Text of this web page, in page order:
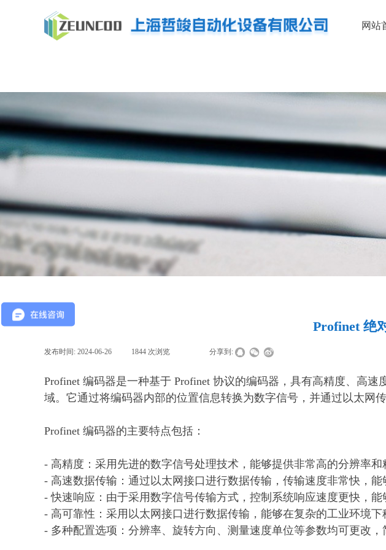
网站
Profinet 绝
发布时间: 2024-06-26 1844 次浏览 分享到:
Profinet 编码器是一种基于 Profinet 协议的编码器，具有高精度、高
域。它通过将编码器内部的位置信息转换为数字信号，并通过以太网
Profinet 编码器的主要特点包括：
- 高精度：采用先进的数字信号处理技术，能够提供非常高的分辨率和
- 高速数据传输：通过以太网接口进行数据传输，传输速度非常快，能
- 快速响应：由于采用数字信号传输方式，控制系统响应速度更快，能
- 高可靠性：采用以太网接口进行数据传输，能够在复杂的工业环境下
- 多种配置选项：分辨率、旋转方向、测量速度单位等参数均可更改，